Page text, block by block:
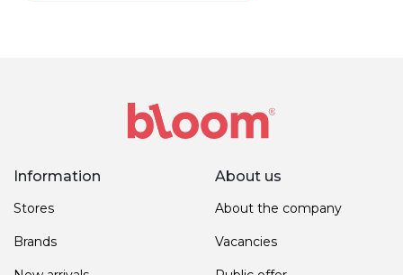
Information
Stores
Brands
About us
About the company
Vacancies